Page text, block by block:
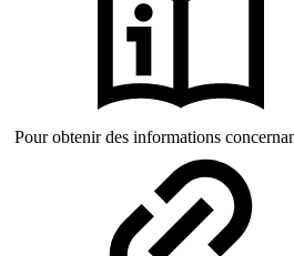
Pour obtenir des informations